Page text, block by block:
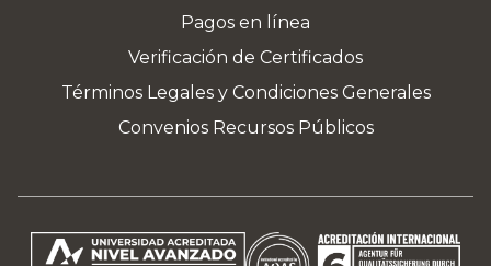
Pagos en línea
Verificación de Certificados
Términos Legales y Condiciones Generales
Convenios Recursos Públicos